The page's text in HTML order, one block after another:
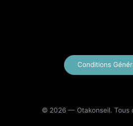
Conditions
© 2026 — Otakonseil. Tous